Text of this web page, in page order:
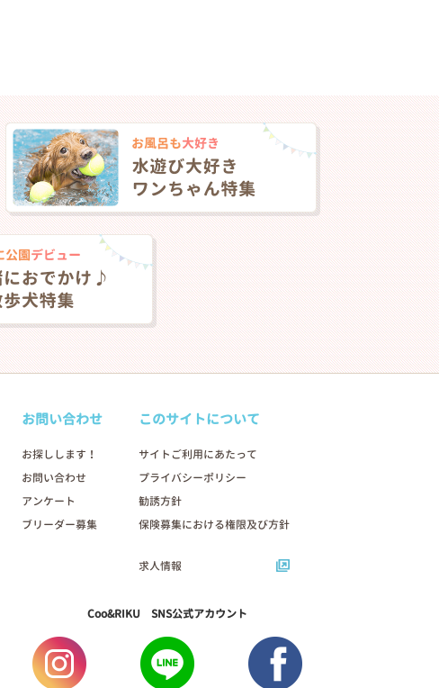
お問い合わせ
お探しします！
お問い合わせ
アンケート
ブリーダー募集
このサイトについて
サイトご利用にあたって
プライバシーポリシー
勧誘方針
保険募集における権限及び方針
求人情報
Coo&RIKU SNS公式アカウント